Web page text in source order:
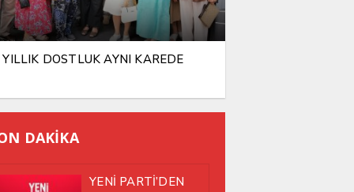
DOSTLUK AYNI KAREDE
DAKİKA
YENİ PARTİ’DEN